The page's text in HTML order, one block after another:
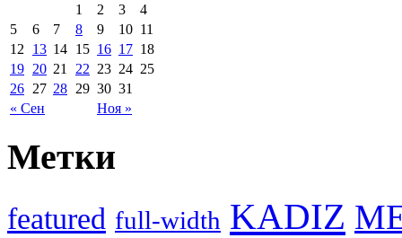
« Сен Ноя »
1 2 3
4
5
6 7 8 9 10 11
12
13 14 15 16 17 18
19 20 21 22 23 24 25
26 27 28 29 30 31
Метки
featured full-width KADIZ